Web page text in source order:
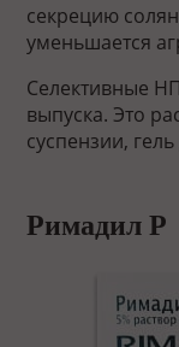
секрецию
уменьшается
Селективные
выпуска. Это
суспензии,
Римадил Р